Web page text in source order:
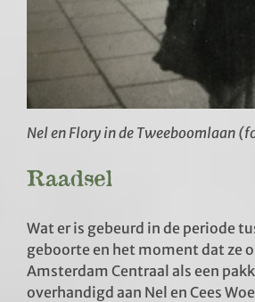
Nel en Flory in de Tweeboomlaan
Raadsel
Wat er is gebeurd in de periode
geboorte en het moment dat ze
Amsterdam Centraal als een
overhandigd aan Nel en Cees